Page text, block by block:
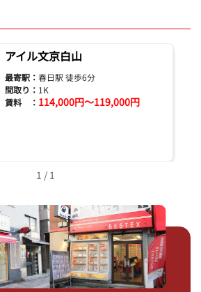
アイル文京白山
最寄駅： 春日駅 徒歩6分
間取り： 1K
賃料 ： 114,000円～119,000円
1 / 1